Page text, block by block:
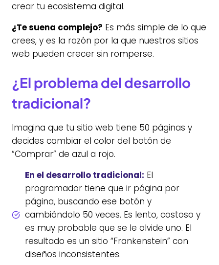
crear tu ecosistema digital.
¿Te suena complejo? Es más simple de lo que
crees, y es la razón por la que nuestros sitios
web pueden crecer sin romperse.
¿El problema del desarrollo
tradicional?
Imagina que tu sitio web tiene 50 páginas y
decides cambiar el color del botón de
“Comprar” de azul a rojo.
En el desarrollo tradicional: El
programador tiene que ir página por
página, buscando ese botón y
cambiándolo 50 veces. Es lento, costoso y
es muy probable que se le olvide uno. El
resultado es un sitio “Frankenstein” con
diseños inconsistentes.